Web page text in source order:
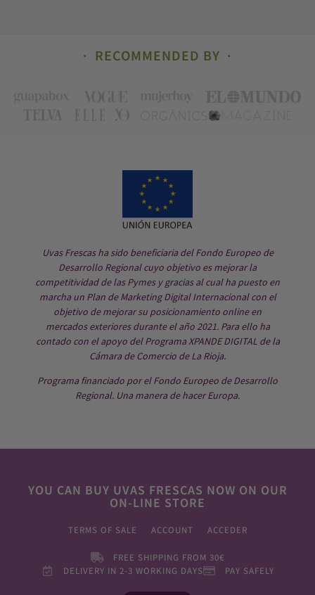
RECOMMENDED BY
Uvas Frescas ha sido beneficiaria del Fondo Europeo de
Desarrollo Regional cuyo objetivo es mejorar la
competitividad de las Pymes y gracias al cual ha puesto en
marcha un Plan de Marketing Digital Internacional con el
objetivo de mejorar su posicionamiento online en
mercados exteriores durante el año 2021. Para ello ha
contado con el apoyo del Programa XPANDE DIGITAL de la
Cámara de Comercio de La Rioja.
Programa financiado por el Fondo Europeo de Desarrollo
Regional. Una manera de hacer Europa.
YOU CAN BUY UVAS FRESCAS NOW ON OUR
ON-LINE STORE
TERMS OF SALE ACCOUNT ACCEDER
FREE SHIPPING FROM 30€
DELIVERY IN 2-3 WORKING DAYS
PAY SAFELY